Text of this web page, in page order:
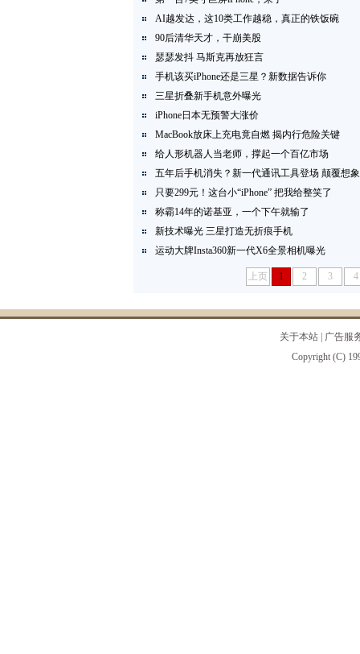
AI越发达，这10类工作越稳，真正的铁饭碗
90后清华天才，干崩美股
瑟瑟发抖 马斯克再放狂言
手机该买iPhone还是三星？新数据告诉你
三星折叠新手机意外曝光
iPhone日本无预警大涨价
MacBook放床上充电竟自燃 揭内行危险关键
给人形机器人当老师，撑起一个百亿市场
五年后手机消失？新一代通讯工具登场 颠覆想象
只要299元！这台小“iPhone” 把我给整笑了
称霸14年的诺基亚，一个下午就输了
新技术曝光 三星打造无折痕手机
运动大牌Insta360新一代X6全景相机曝光
上页 1 2 3 4
关于本站
广告服
Copyright (C)